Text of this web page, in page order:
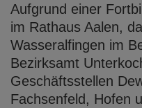
Aufgrund einer
im Rathaus Aalen,
Wasseralfingen im
Bezirksamt
Geschäftsstellen
Fachsenfeld, Hofen